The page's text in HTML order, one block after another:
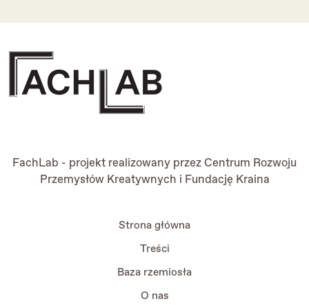
FachLab - projekt realizowany przezCentrum Rozwoju
Przemysłów Kreatywnych i Fundację Kraina
Strona główna
Treści
Baza rzemiosła
O nas